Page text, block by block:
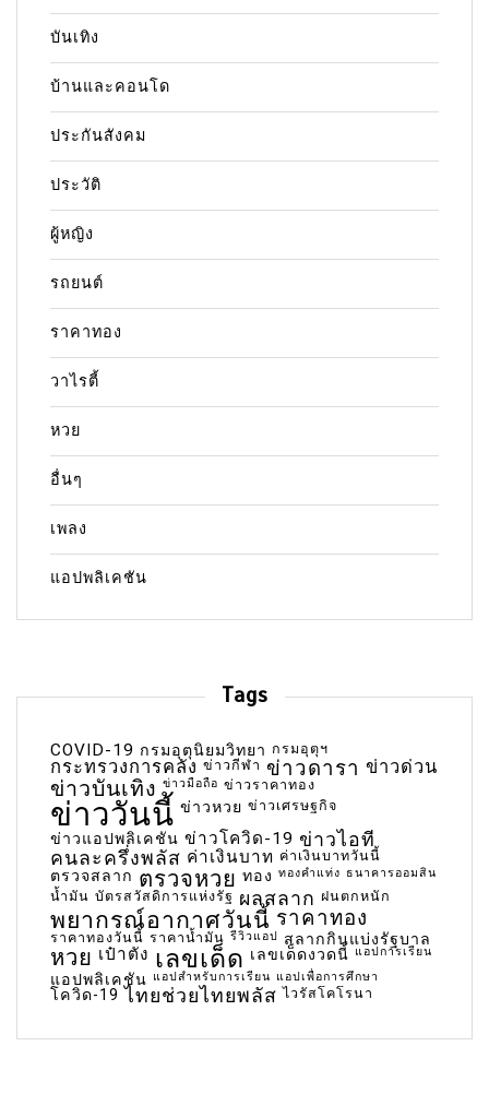
บันเทิง
บ้านและคอนโด
ประกันสังคม
ประวัติ
ผู้หญิง
รถยนต์
ราคาทอง
วาไรตี้
หวย
อื่นๆ
เพลง
แอปพลิเคชัน
Tags
COVID-19 กรมอุตุนิยมวิทยา กรมอุตุฯ
กระทรวงการคลัง ข่าวกีฬา ข่าวดารา ข่าวด่วน
ข่าวบันเทิง ข่าวมือถือ ข่าวราคาทอง
ข่าววันนี้ ข่าวหวย ข่าวเศรษฐกิจ
ข่าวแอปพลิเคชัน ข่าวโควิด-19 ข่าวไอที
คนละครึ่งพลัส ค่าเงินบาท ค่าเงินบาทวันนี้
ตรวจสลาก ตรวจหวย ทอง ทองคำแท่ง ธนาคารออมสิน
น้ำมัน บัตรสวัสดิการแห่งรัฐ ผลสลาก ฝนตกหนัก
พยากรณ์อากาศวันนี้ ราคาทอง
ราคาทองวันนี้ ราคาน้ำมัน รีวิวแอป สลากกินแบ่งรัฐบาล
หวย เป๋าตัง เลขเด็ด เลขเด็ดงวดนี้ แอปการเรียน
แอปพลิเคชัน แอปสำหรับการเรียน แอปเพื่อการศึกษา
โควิด-19 ไทยช่วยไทยพลัส ไวรัสโคโรนา